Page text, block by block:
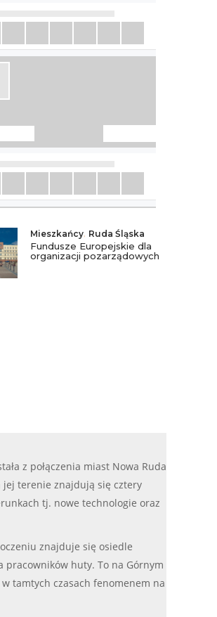
Mieszkańcy, Ruda Śląska
Fundusze Europejskie dla
organizacji pozarządowych
z połączenia miast Nowa Ruda
jej terenie znajdują się cztery
tj. nowe technologie oraz
znajduje się osiedle
pracowników huty. To na Górnym
tamtych czasach fenomenem na